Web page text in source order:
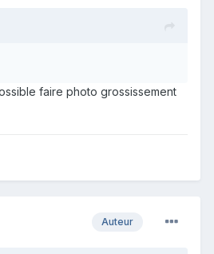
faire photo grossissement
Auteur